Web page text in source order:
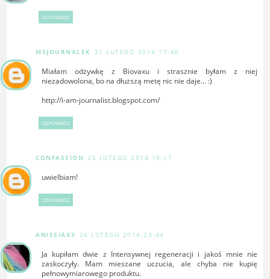
ODPOWIEDZ
MSJOURNALEK 21 LUTEGO 2014 17:40
Miałam odżywkę z Biovaxu i strasznie byłam z niej
niezadowolona, bo na dłuższą metę nic nie daje... :)
http://i-am-journalist.blogspot.com/
ODPOWIEDZ
CONFASSION 25 LUTEGO 2014 10:17
uwielbiam!
ODPOWIEDZ
ANISSIAX3 26 LUTEGO 2014 23:44
Ja kupiłam dwie z Intensywnej regeneracji i jakoś mnie nie
zaskoczyły. Mam mieszane uczucia, ale chyba nie kupię
pełnowymiarowego produktu.